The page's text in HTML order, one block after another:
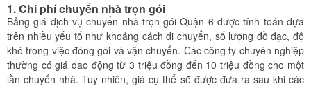
1. Chi phí chuyển nhà trọn gói
Bảng giá dịch vụ chuyển nhà trọn gói Quận 6 được tính toán dựa
trên nhiều yếu tố như khoảng cách di chuyển, số lượng đồ đạc, độ
khó trong việc đóng gói và vận chuyển. Các công ty chuyên nghiệp
thường có giá dao động từ 3 triệu đồng đến 10 triệu đồng cho một
lần chuyển nhà. Tuy nhiên, giá cụ thể sẽ được đưa ra sau khi các